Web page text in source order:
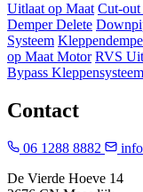
Uitlaat op Maat Cut-out
Demper Delete
Systeem
op Maat Motor RVS
Bypass
Contact
06 1288 8882
De Vierde Hoeve 14